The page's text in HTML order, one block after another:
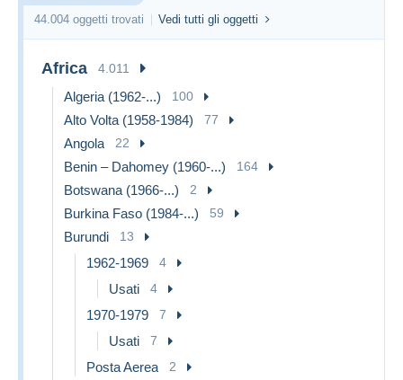
44.004 oggetti trovati Vedi tutti gli oggetti
Africa 4.011
Algeria (1962-...) 100
Alto Volta (1958-1984) 77
Angola 22
Benin – Dahomey (1960-...) 164
Botswana (1966-...) 2
Burkina Faso (1984-...) 59
Burundi 13
1962-1969 4
Usati 4
1970-1979 7
Usati 7
Posta Aerea 2